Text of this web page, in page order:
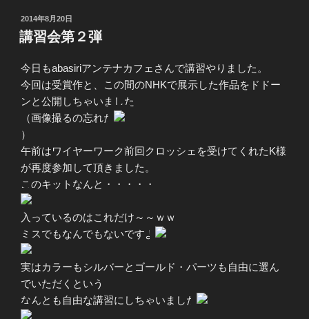
投
稿
日:
2014年8月20日
講習会第２弾
今日もabasiriアンテナカフェさんで講習やりました。
今回は受賞作と、この間のNHKで展示した作品をドドー
ンと公開しちゃいました
（画像撮るの忘れた
）
午前はワイヤーワーク前回クロッシェを受けてくれたK様
が再度参加して頂きました。
このキットなんと・・・・・
入っているのはこれだけ～～ｗｗ
ミスでもなんでもないですよ
実はカラーもシルバーとゴールド・パーツも自由に選ん
でいただくという
なんとも自由な講習にしちゃいました